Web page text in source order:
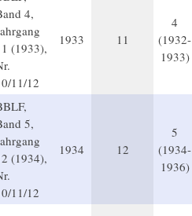
4,
(1933),
11/12
1933 11
4
(1932-
1933)
5,
(1934),
11/12
1934 12
5
(1934-
1936)